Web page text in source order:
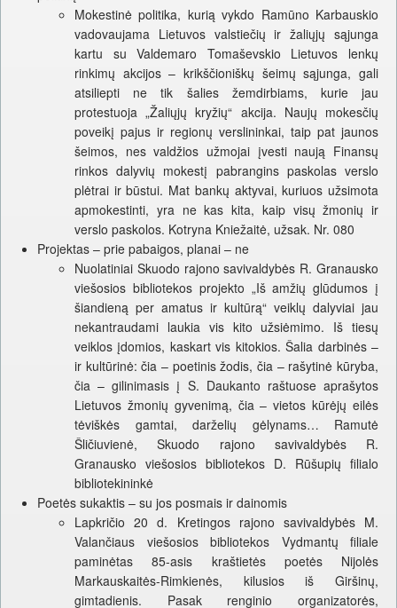
Mokestinė politika, kurią vykdo Ramūno Karbauskio
vadovaujama Lietuvos valstiečių ir žaliųjų sąjunga
kartu su Valdemaro Tomaševskio Lietuvos lenkų
rinkimų akcijos – krikščioniškų šeimų sąjunga, gali
atsiliepti ne tik šalies žemdirbiams, kurie jau
protestuoja „Žaliųjų kryžių“ akcija. Naujų mokesčių
poveikį pajus ir regionų verslininkai, taip pat jaunos
šeimos, nes valdžios užmojai įvesti naują Finansų
rinkos dalyvių mokestį pabrangins paskolas verslo
plėtrai ir būstui. Mat bankų aktyvai, kuriuos užsimota
apmokestinti, yra ne kas kita, kaip visų žmonių ir
verslo paskolos. Kotryna Kniežaitė, užsak. Nr. 080
Projektas – prie pabaigos, planai – ne
Nuolatiniai Skuodo rajono savivaldybės R. Granausko
viešosios bibliotekos projekto „Iš amžių glūdumos į
šiandieną per amatus ir kultūrą“ veiklų dalyviai jau
nekantraudami laukia vis kito užsiėmimo. Iš tiesų
veiklos įdomios, kaskart vis kitokios. Šalia darbinės –
ir kultūrinė: čia – poetinis žodis, čia – rašytinė kūryba,
čia – gilinimasis į S. Daukanto raštuose aprašytos
Lietuvos žmonių gyvenimą, čia – vietos kūrėjų eilės
tėviškės gamtai, darželių gėlynams… Ramutė
Šličiuvienė, Skuodo rajono savivaldybės R.
Granausko viešosios bibliotekos D. Rūšupių filialo
bibliotekininkė
Poetės sukaktis – su jos posmais ir dainomis
Lapkričio 20 d. Kretingos rajono savivaldybės M.
Valančiaus viešosios bibliotekos Vydmantų filiale
paminėtas 85-asis kraštietės poetės Nijolės
Markauskaitės-Rimkienės, kilusios iš Giršinų,
gimtadienis. Pasak renginio organizatorės,